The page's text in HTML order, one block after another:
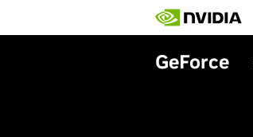
main
GeForce